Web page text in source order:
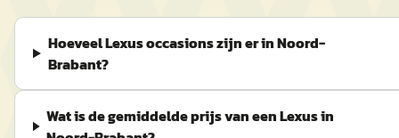
Hoeveel Lexus occasions zijn er in Noord-
Brabant?
Wat is de gemiddelde prijs van een Lexus in